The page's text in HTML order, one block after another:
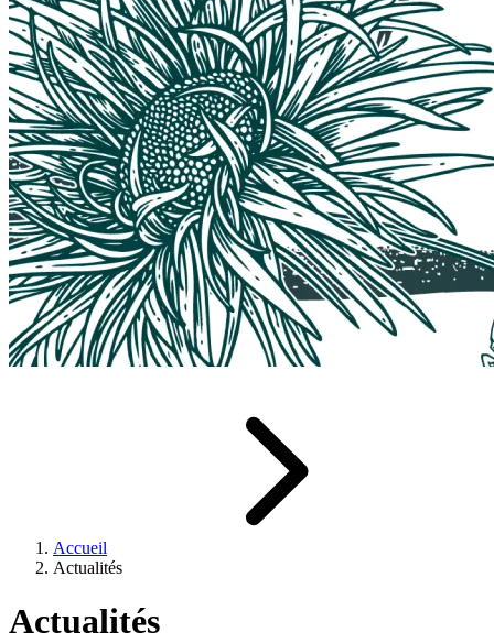
Accueil
Actualités
Actualités